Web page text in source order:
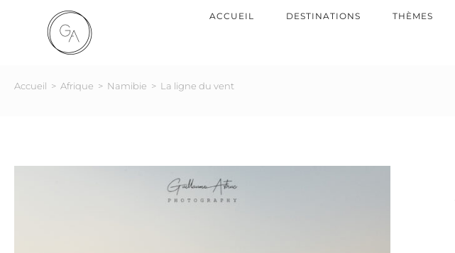
ACCUEIL DESTINATIONS THÈMES
Accueil > Afrique > Namibie > La ligne du vent